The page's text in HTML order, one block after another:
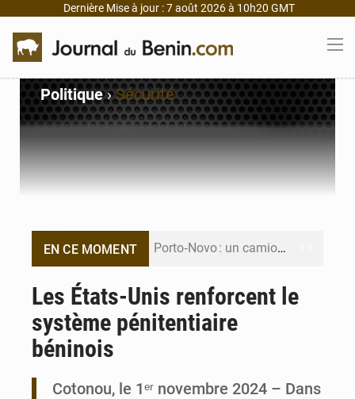
Dernière Mise à jour : 7 août 2026 à 10h20 GMT
Politique›Sécurité
EN CE MOMENT Porto‑Novo : un camion de produits pétroliers embrase Avakpa
Patrice Talon prend la tête du premier bureau du Sénat du Bénin
Bénin : Le CEG La Verdure de Ouèdo fait sa mue pour la rentrée
Les États-Unis renforcent le
système pénitentiaire
béninois
Cotonou, le 1ᵉʳ novembre 2024 – Dans